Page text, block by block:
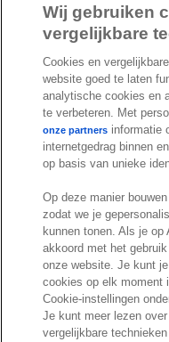
a
c
o
o
k
i
n
d
I
n
o
u
u
b
e
n
s
t
a
g
r
a
m
S
p
o
t
i
f
y
© Exact 2026
Cookie statement
Cookie settings
Marketing preferences
Disclaimer
Site conditions
Terms & conditions
Wij gebruiken
vergelijkbare
Cookies en
website goed te laten
analytische cookies en
te verbeteren. Met
onze partners informatie
internetgedrag binnen
op basis van unieke
Op deze manier
zodat we je
kunnen tonen. Als je
akkoord met het
onze website. Je kunt
cookies op elk moment
Cookie-instellingen
Je kunt meer lezen
vergelijkbare